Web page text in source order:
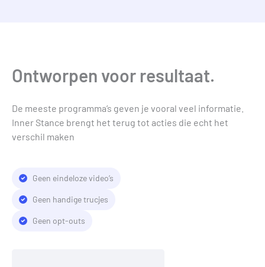
Ontworpen voor resultaat.
De meeste programma’s geven je vooral veel informatie.
Inner Stance brengt het terug tot acties die echt het
verschil maken
Geen eindeloze video’s
Geen handige trucjes
Geen opt-outs